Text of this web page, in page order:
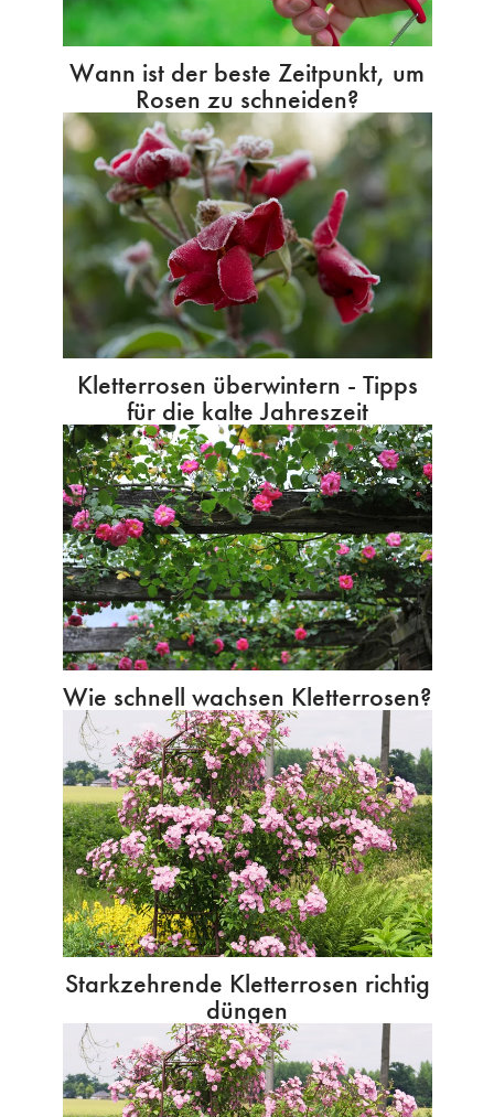
Wann ist der beste Zeitpunkt, um
Rosen zu schneiden?
Kletterrosen überwintern - Tipps
für die kalte Jahreszeit
Wie schnell wachsen Kletterrosen?
Starkzehrende Kletterrosen richtig
düngen